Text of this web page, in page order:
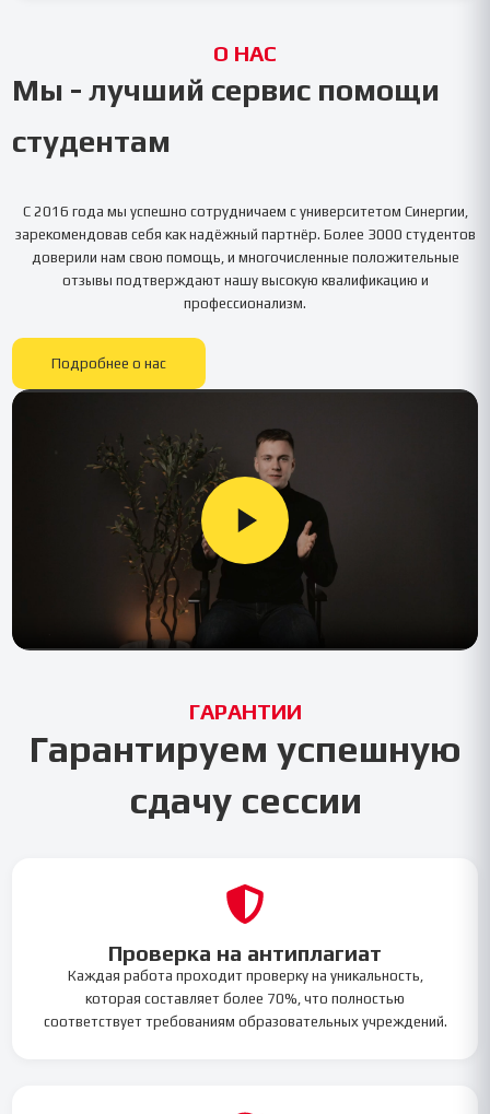
О НАС
Мы - лучший сервис помощи
студентам
С 2016 года мы успешно сотрудничаем с университетом Синергии
зарекомендовав себя как надёжный партнёр. Более 3000 студентов
доверили нам свою помощь, и многочисленные положительные
отзывы подтверждают нашу высокую квалификацию и
профессионализм.
Подробнее о нас
ГАРАНТИИ
Гарантируем успешную
сдачу сессии
Проверка на антиплагиат
Каждая работа проходит проверку на уникальность,
которая составляет более 70%, что полностью
соответствует требованиям образовательных учреждений.